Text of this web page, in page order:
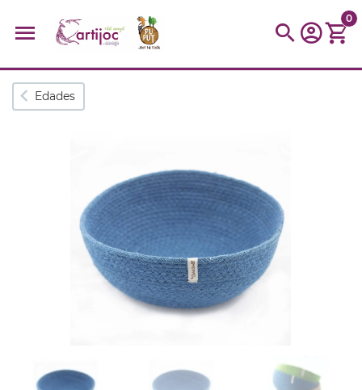
Búsquedas populares
0
Edades